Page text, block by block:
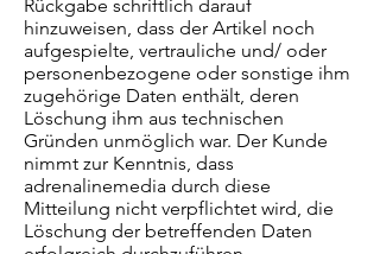
Rückgabe schriftlich darauf
hinzuweisen, dass der Artikel noch
aufgespielte, vertrauliche und/ oder
personenbezogene oder sonstige ihm
zugehörige Daten enthält, deren
Löschung ihm aus technischen
Gründen unmöglich war. Der Kunde
nimmt zur Kenntnis, dass
adrenalinemedia durch diese
Mitteilung nicht verpflichtet wird, die
Löschung der betreffenden Daten